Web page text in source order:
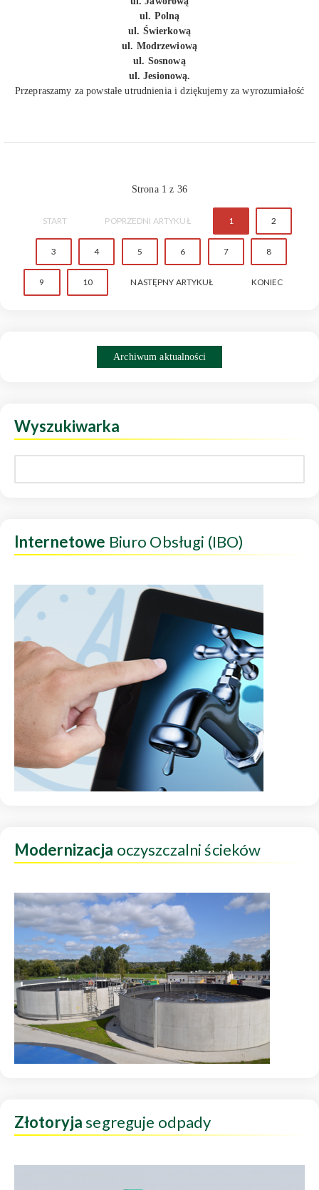
ul. Polną
ul. Świerkową
ul. Modrzewiową
ul. Sosnową
ul. Jesionową.
Przepraszamy za powstałe utrudnienia i dziękujemy za wyrozumiałość
Strona 1 z 36
START POPRZEDNI ARTYKUŁ 1 2
3 4 5 6 7 8
9 10 NASTĘPNY ARTYKUŁ KONIEC
Archiwum aktualności
Wyszukiwarka
Internetowe Biuro Obsługi (IBO)
Modernizacja oczyszczalni ścieków
Złotoryjasegreguje odpady